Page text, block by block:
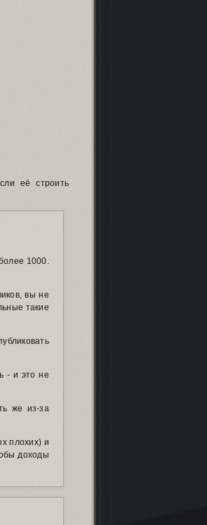
её строить
1000.
вы не
такие
- и это не
же из-за
плохих) и
доходы